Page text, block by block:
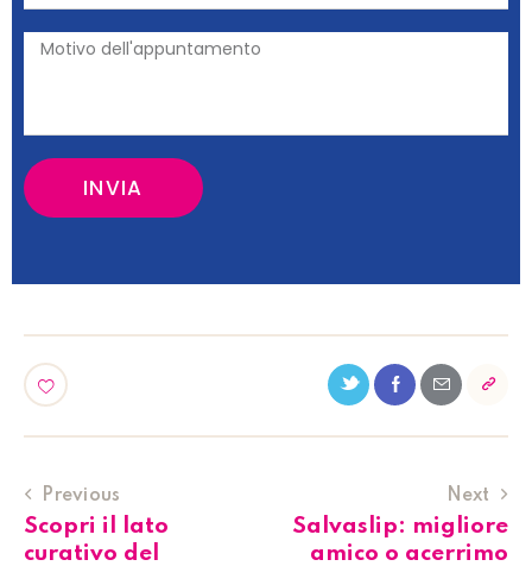
INVIA
Previous
Scopri il lato
curativo del
Next
Salvaslip: migliore
amico o acerrimo